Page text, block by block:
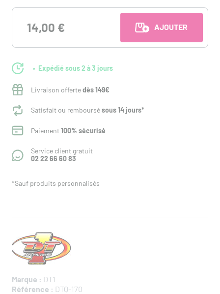
14,00 € AJOUTER AU
Expédié sous 2 à 3 jours
Livraison offertedès 149€
Satisfait ou remboursésous 14 jours*
Paiement100% sécurisé
Service client gratuit
02 22 66 60 83
*Sauf produits personnalisés
Marque : DT1
Référence : DTQ-170